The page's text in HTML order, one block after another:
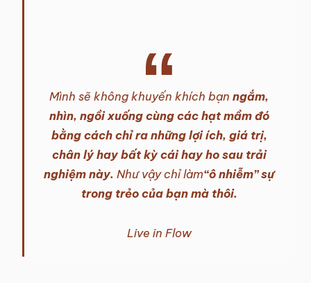
Mình sẽ không khuyến khích bạn ngắm,
nhìn, ngồi xuống cùng các hạt mầm đó
bằng cách chỉ ra những lợi ích, giá trị,
chân lý hay bất kỳ cái hay ho sau trải
nghiệm này. Như vậy chỉ làm“ô nhiễm” sự
trong trẻo của bạn mà thôi.
Live in Flow